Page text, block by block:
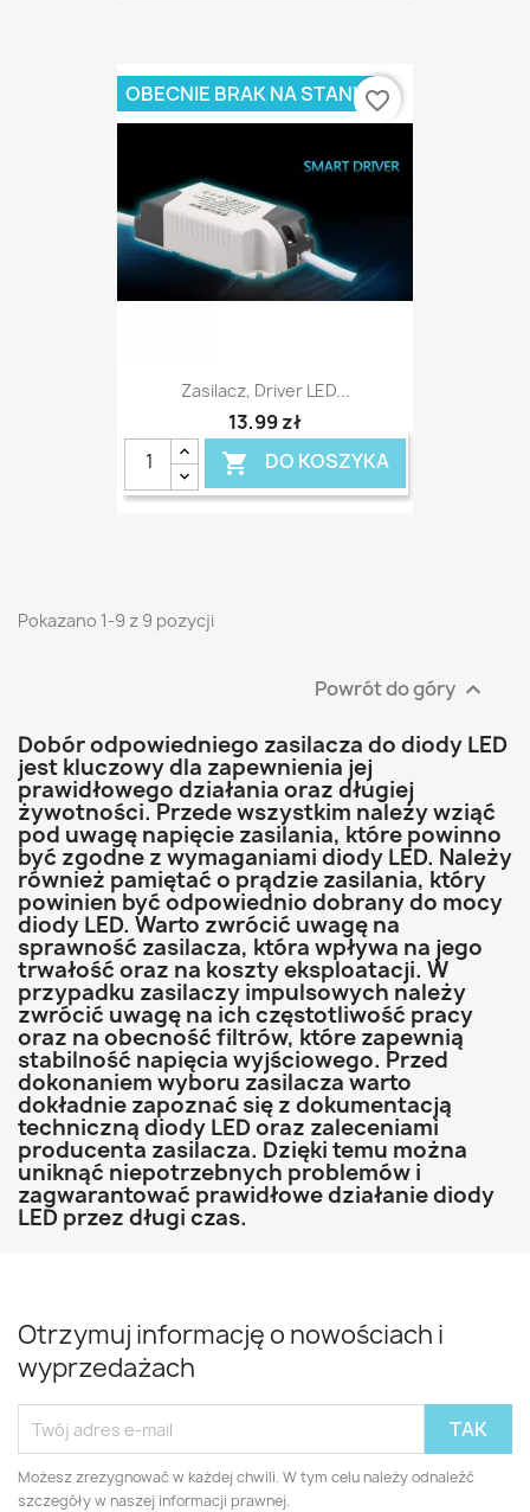
Zasilacz, Driver LED...
13,99 zł
 DO KOSZYKA
OBECNIE BRAK NA STANIEfavorite_border
Pokazano 1-9 z 9 pozycji
Powrót do góry 
Dobór odpowiedniego zasilacza do diody LED
jest kluczowy dla zapewnienia jej
prawidłowego działania oraz długiej
żywotności. Przede wszystkim należy wziąć
pod uwagę napięcie zasilania, które powinno
być zgodne z wymaganiami diody LED. Należy
również pamiętać o prądzie zasilania, który
powinien być odpowiednio dobrany do mocy
diody LED. Warto zwrócić uwagę na
sprawność zasilacza, która wpływa na jego
trwałość oraz na koszty eksploatacji. W
przypadku zasilaczy impulsowych należy
zwrócić uwagę na ich częstotliwość pracy
oraz na obecność filtrów, które zapewnią
stabilność napięcia wyjściowego. Przed
dokonaniem wyboru zasilacza warto
dokładnie zapoznać się z dokumentacją
techniczną diody LED oraz zaleceniami
producenta zasilacza. Dzięki temu można
uniknąć niepotrzebnych problemów i
zagwarantować prawidłowe działanie diody
LED przez długi czas.
Otrzymuj informację o nowościach i
wyprzedażach
Możesz zrezygnować w każdej chwili. W tym celu należy odnaleźć
szczegóły w naszej informacji prawnej.